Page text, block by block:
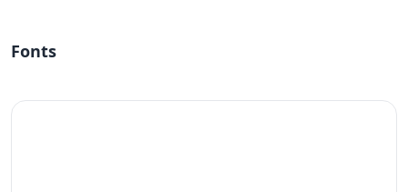
Fonts